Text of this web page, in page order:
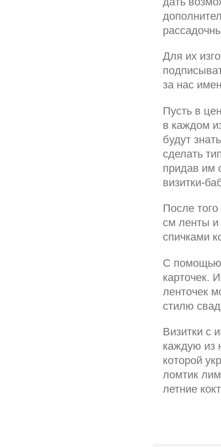
Для их
за нас
Пусть в
в каждом
будут
сделать
придав им
визитки-
После
см ленты и
спичками
С помощью
карточек.
ленточек
стилю
Визитки с
каждую из
которой
ломтик
летние